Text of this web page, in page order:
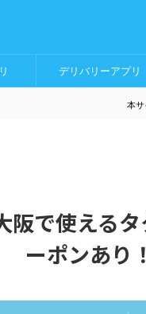
デリバリーアプリ
本
阪で使える
ーポンあり